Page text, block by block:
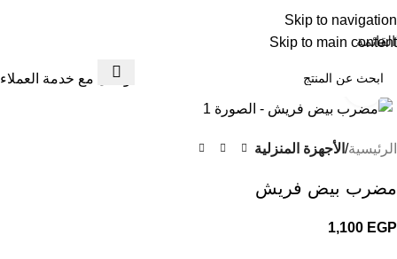
Skip to navigation
Skip to main content
القائمة
تواصل مع خدمة العملاء
Click to enlarge
الرئيسية الأجهزة المنزلية
مضرب بيض فريش
1,100 EGP